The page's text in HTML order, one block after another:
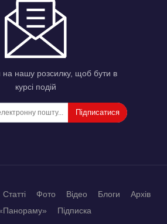
на нашу розсилку, щоб бути в
курсі подій
Підписатися
Статті Фото Відео Блоги
Архів
Підписка